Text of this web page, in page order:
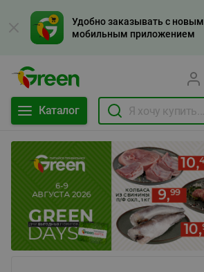
Удобно заказывать с новым
мобильным приложением
Каталог